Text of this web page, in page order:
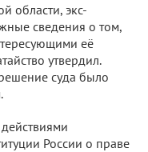
области, экс-
сведения о том,
её
утвердил.
суда было
России о праве